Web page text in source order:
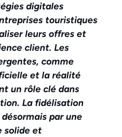
digitales
touristiques
leurs offres et
client. Les
comme
et la réalité
un rôle clé dans
La fidélisation
par une
solide et